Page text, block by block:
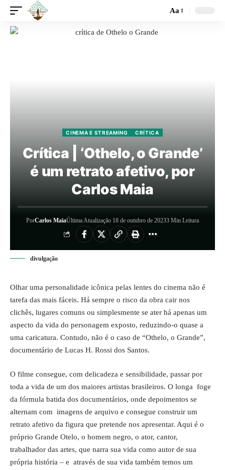
Aa
CINEMA E STREAMING CRÍTICA
Crítica | ‘Othelo, o Grande’
é um retrato afetivo, por
Carlos Maia
PorCarlos MaiaÚltima Atualização 18 de outubro de 20233 Min Leitura
divulgação
Olhar uma personalidade icônica pelas lentes do cinema não é
tarefa das mais fáceis. Há sempre o risco da obra cair nos
clichês, lugares comuns ou simplesmente se ater há apenas um
aspecto da vida do personagem exposto, reduzindo-o quase a
uma caricatura. Contudo, não é o caso de “Othelo, o Grande”,
documentário de Lucas H. Rossi dos Santos.
O filme consegue, com delicadeza e sensibilidade, passar por
toda a vida de um dos maiores artistas brasileiros. O longa foge
da fórmula batida dos documentários, onde depoimentos se
alternam com imagens de arquivo e consegue construir um
retrato afetivo da figura que pretende nos apresentar. Aqui é o
próprio Grande Otelo, o homem negro, o ator, cantor,
trabalhador das artes, que narra sua vida como autor de sua
própria história – e através de sua vida também temos um